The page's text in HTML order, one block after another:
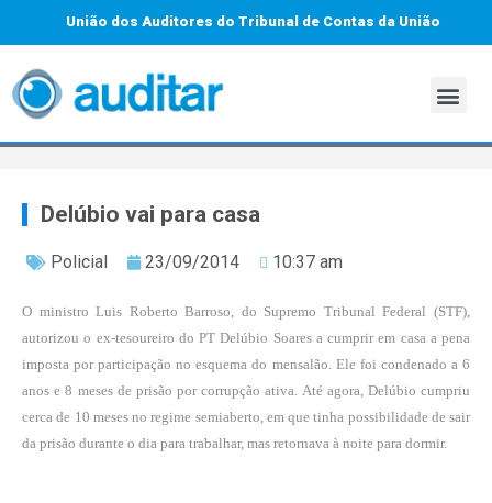
União dos Auditores do Tribunal de Contas da União
Delúbio vai para casa
Policial 23/09/2014 10:37 am
O ministro Luis Roberto Barroso, do Supremo Tribunal Federal (STF),
autorizou o ex-tesoureiro do PT Delúbio Soares a cumprir em casa a pena
imposta por participação no esquema do mensalão. Ele foi condenado a 6
anos e 8 meses de prisão por corrupção ativa. Até agora, Delúbio cumpriu
cerca de 10 meses no regime semiaberto, em que tinha possibilidade de sair
da prisão durante o dia para trabalhar, mas retornava à noite para dormir.